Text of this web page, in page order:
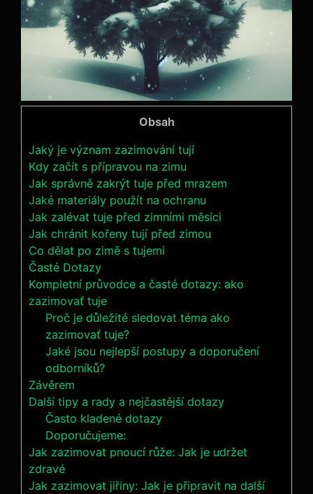
Obsah
Jaký je význam zazimování tují
Kdy začít s přípravou na zimu
Jak správně zakrýt tuje před mrazem
Jaké materiály použít na ochranu
Jak zalévat tuje před zimními měsíci
Jak chránit kořeny tují před zimou
Co dělat po zimě s tujemi
Časté Dotazy
Kompletní průvodce a časté dotazy: ako
zazimovať tuje
Proč je důležité sledovat téma ako
zazimovať tuje?
Jaké jsou nejlepší postupy a doporučení
odborníků?
Závěrem
Další tipy a rady a nejčastější dotazy
Často kladené dotazy
Doporučujeme:
Jak zazimovat pnoucí růže: Jak je udržet
zdravé
Jak zazimovat jiřiny: Jak je připravit na další